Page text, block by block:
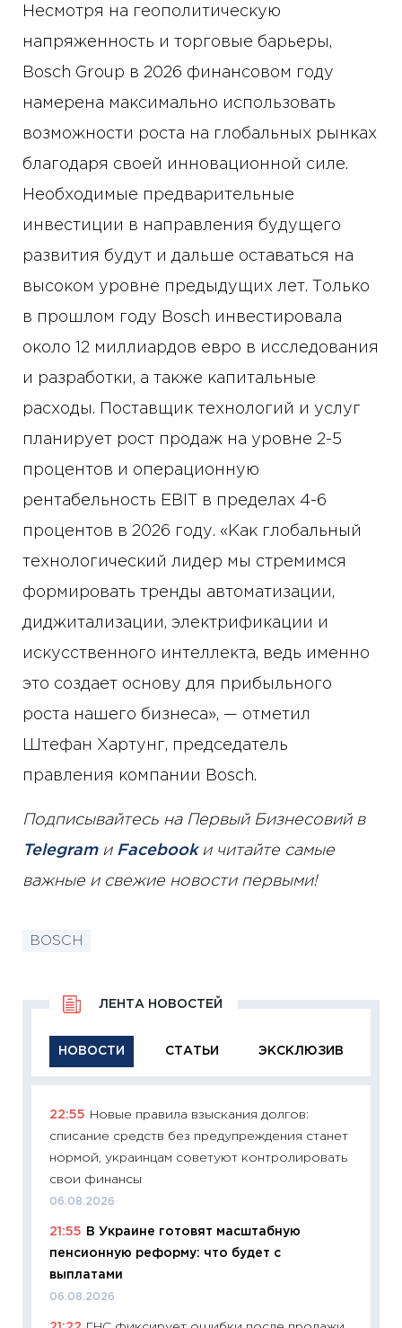
Несмотря на геополитическую
напряженность и торговые барьеры,
Bosch Group в 2026 финансовом году
намерена максимально использовать
возможности роста на глобальных рынках
благодаря своей инновационной силе.
Необходимые предварительные
инвестиции в направления будущего
развития будут и дальше оставаться на
высоком уровне предыдущих лет. Только
в прошлом году Bosch инвестировала
около 12 миллиардов евро в исследования
и разработки, а также капитальные
расходы. Поставщик технологий и услуг
планирует рост продаж на уровне 2-5
процентов и операционную
рентабельность EBIT в пределах 4-6
процентов в 2026 году. «Как глобальный
технологический лидер мы стремимся
формировать тренды автоматизации,
диджитализации, электрификации и
искусственного интеллекта, ведь именно
это создает основу для прибыльного
роста нашего бизнеса», — отметил
Штефан Хартунг, председатель
правления компании Bosch.
Подписывайтесь на Первый Бизнесовий в
Telegramи Facebookи читайте самые
важные и свежие новости первыми!
BOSCH
НОВОСТИ СТАТЬИ ЭКСКЛЮЗИВ
ЛЕНТА НОВОСТЕЙ
22:55
Новые правила взыскания долгов:
списание средств без предупреждения станет
нормой, украинцам советуют контролировать
свои финансы
06.08.2026
21:55
В Украине готовят масштабную
пенсионную реформу: что будет с
выплатами
06.08.2026